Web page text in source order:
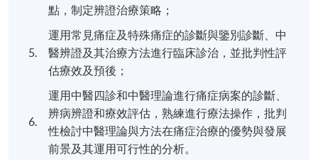
點，制定辨證治療策略；
5.
運用常見痛症及特殊痛症的診斷與鑒別診斷、中
醫辨證及其治療方法進行臨床診治，並批判性評
估療效及預後；
6.
運用中醫四診和中醫理論進行痛症病案的診斷、
辨病辨證和療效評估，熟練進行療法操作，批判
性檢討中醫理論與方法在痛症治療的優勢與發展
前景及其運用可行性的分析。